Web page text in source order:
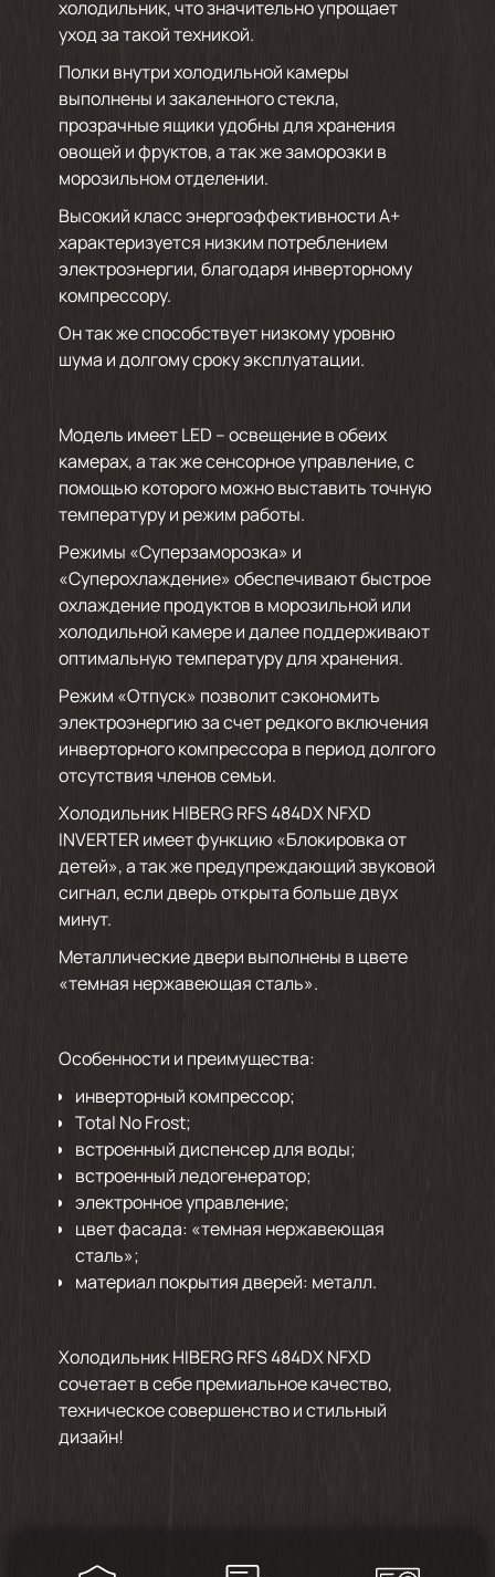
холодильник, что значительно упрощает
уход за такой техникой.
Полки внутри холодильной камеры
выполнены и закаленного стекла,
прозрачные ящики удобны для хранения
овощей и фруктов, а так же заморозки в
морозильном отделении.
Высокий класс энергоэффективности А+
характеризуется низким потреблением
электроэнергии, благодаря инверторному
компрессору.
Он так же способствует низкому уровню
шума и долгому сроку эксплуатации.
Модель имеет LED – освещение в обеих
камерах, а так же сенсорное управление, с
помощью которого можно выставить точную
температуру и режим работы.
Режимы «Суперзаморозка» и
«Суперохлаждение» обеспечивают быстрое
охлаждение продуктов в морозильной или
холодильной камере и далее поддерживают
оптимальную температуру для хранения.
Режим «Отпуск» позволит сэкономить
электроэнергию за счет редкого включения
инверторного компрессора в период долгого
отсутствия членов семьи.
Холодильник HIBERG RFS 484DX NFXD
INVERTER имеет функцию «Блокировка от
детей», а так же предупреждающий звуковой
сигнал, если дверь открыта больше двух
минут.
Металлические двери выполнены в цвете
«темная нержавеющая сталь».
Особенности и преимущества:
инверторный компрессор;
Total No Frost;
встроенный диспенсер для воды;
встроенный ледогенератор;
электронное управление;
цвет фасада: «темная нержавеющая
сталь»;
материал покрытия дверей: металл.
Холодильник HIBERG RFS 484DX NFXD
сочетает в себе премиальное качество,
техническое совершенство и стильный
дизайн!